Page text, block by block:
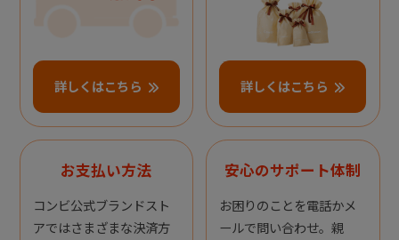
詳しくはこちら 詳しくはこちら
お支払い方法
コンビ公式ブランドスト
アではさまざまな決済方
安心のサポート体制
お困りのことを電話かメ
ールで問い合わせ。親